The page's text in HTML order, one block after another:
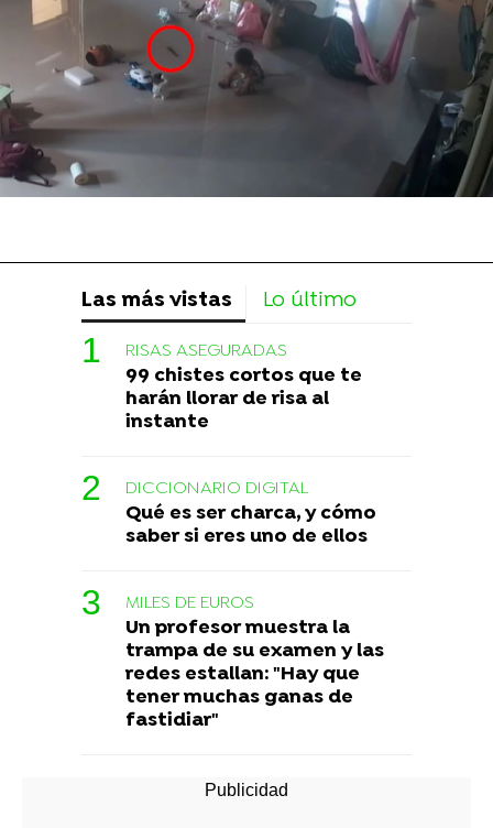
Las más vistas Lo último
RISAS ASEGURADAS
99 chistes cortos que te
harán llorar de risa al
instante
DICCIONARIO DIGITAL
Qué es ser charca, y cómo
saber si eres uno de ellos
MILES DE EUROS
Un profesor muestra la
trampa de su examen y las
redes estallan: "Hay que
tener muchas ganas de
fastidiar"